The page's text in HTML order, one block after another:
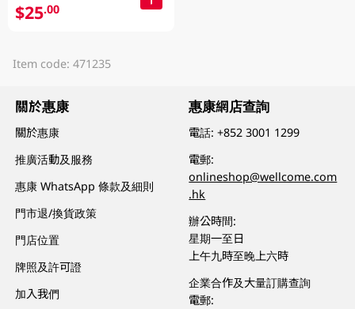
$25.00
Item code: 471235
關於惠康
關於惠康
推廣活動及服務
惠康 WhatsApp 條款及細則
門市退/換貨政策
門店位置
牌照及許可證
加入我們
惠康網店查詢
電話:+852 3001 1299
電郵:
onlineshop@wellcome.com
.hk
辦公時間:
星期一至日
上午九時至晚上六時
企業合作及大量訂購查詢
電郵: